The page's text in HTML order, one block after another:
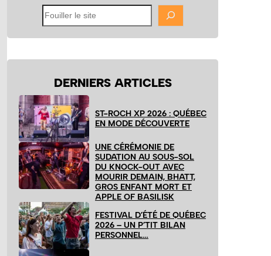
Fouiller
le
site
DERNIERS ARTICLES
ST-ROCH XP 2026 : QUÉBEC
EN MODE DÉCOUVERTE
UNE CÉRÉMONIE DE
SUDATION AU SOUS-SOL
DU KNOCK-OUT AVEC
MOURIR DEMAIN, BHATT,
GROS ENFANT MORT ET
APPLE OF BASILISK
FESTIVAL D’ÉTÉ DE QUÉBEC
2026 – UN P’TIT BILAN
PERSONNEL…